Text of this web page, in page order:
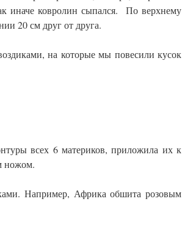
иначе ковролин сыпался. По верхнему
20 см друг от друга.
на которые мы повесили кусок
всех 6 материков, приложила их к
ножом.
Например, Африка обшита розовым